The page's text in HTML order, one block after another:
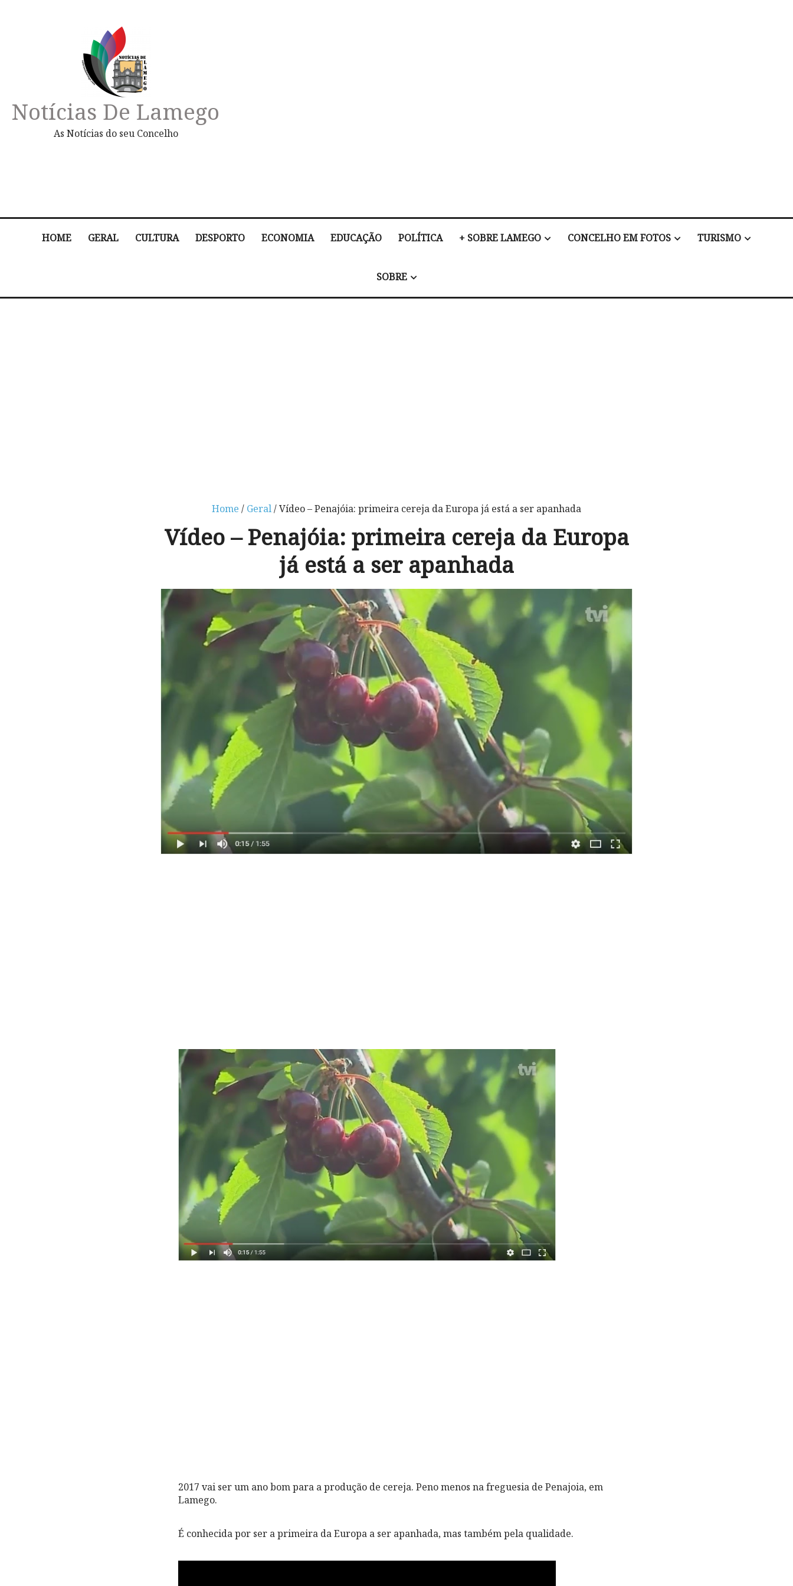
Notícias De Lamego
As Notícias do seu Concelho
HOME GERAL CULTURA DESPORTO ECONOMIA EDUCAÇÃO POLÍTICA + SOBRE LAMEGO CONCELHO EM FOTOS TURISMO
SOBRE
Home / Geral/ Vídeo – Penajóia: primeira cereja da Europa já está a ser apanhada
Vídeo – Penajóia: primeira cereja da Europa
já está a ser apanhada
2017 vai ser um ano bom para a produção de cereja. Peno menos na freguesia de Penajoia, em
Lamego.
É conhecida por ser a primeira da Europa a ser apanhada, mas também pela qualidade.